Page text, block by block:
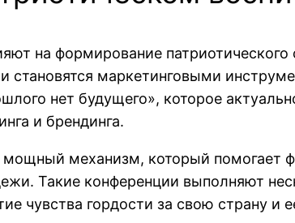
на формирование патриотического
становятся маркетинговыми
нет будущего», которое
и брендинга.
мощный механизм, который помогает
Такие конференции выполняют
чувства гордости за свою страну и